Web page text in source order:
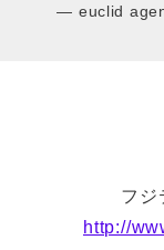
— euclid
フジ
http://